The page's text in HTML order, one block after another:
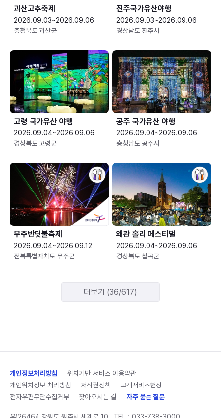
괴산고추축제
2026.09.03~2026.09.06
충청북도 괴산군
진주국가유산야행
2026.09.03~2026.09.06
경상남도 진주시
고령 국가유산 야행
2026.09.04~2026.09.06
경상북도 고령군
공주 국가유산 야행
2026.09.04~2026.09.06
충청남도 공주시
무주반딧불축제
2026.09.04~2026.09.12
전북특별자치도 무주군
왜관 홀리 페스티벌
2026.09.04~2026.09.06
경상북도 칠곡군
더보기 (36/617)
개인정보처리방침
위치기반 서비스 이용약관
개인위치정보 처리방침
저작권정책
고객서비스헌장
전자우편무단수집거부
찾아오시는 길 자주 묻는 질문